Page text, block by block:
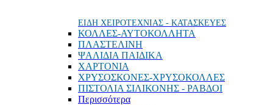
ΕΙΔΗ ΧΕΙΡΟΤΕΧΝΙΑΣ - ΚΑΤΑΣΚΕΥΕΣ
ΚΟΛΛΕΣ-ΑΥΤΟΚΟΛΛΗΤΑ
ΠΛΑΣΤΕΛΙΝΗ
ΨΑΛΙΔΙΑ ΠΑΙΔΙΚΑ
ΧΑΡΤΟΝΙΑ
ΧΡΥΣΟΣΚΟΝΕΣ-ΧΡΥΣΟΚΟΛΛΕΣ
ΠΙΣΤΟΛΙΑ ΣΙΛΙΚΟΝΗΣ - ΡΑΒΔΟΙ
Περισσότερα